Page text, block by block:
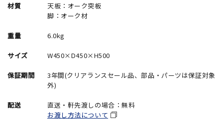
材質
天板：オーク突板
脚：オーク材
重量 6.0kg
サイズ W450×D450×H500
保証期間
3年間(クリアランスセール品、部品・パーツは保証対象
外)
配送
直送・軒先渡しの場合：無料
お渡し方法について